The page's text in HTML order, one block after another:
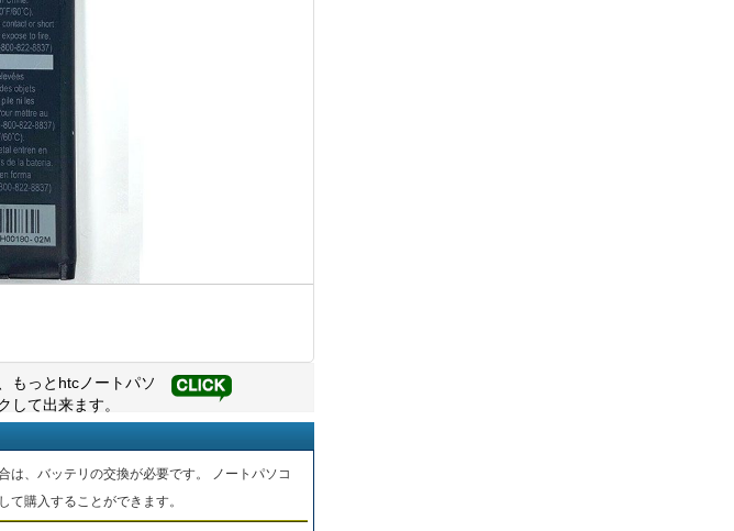
もっと htcノートパソ
して出来ます。
は、バッテリの交換が必要です。 ノートパソコ
て購入することができます。